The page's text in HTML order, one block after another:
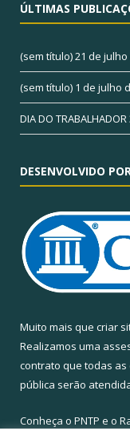
ÚLTIMAS
(sem título)21 de julho
(sem título) 1 de julho
DIA DO TRABALHADOR
DESENVOLVIDO
Muito mais que criar
Realizamos uma
contrato que todas as
pública serão
Conheça o PNTP e o